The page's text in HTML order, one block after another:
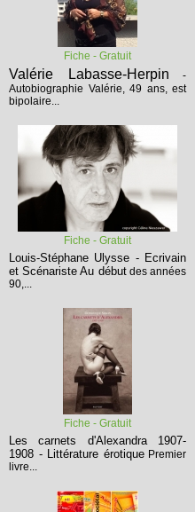
Fiche - Gratuit
Valérie Labasse-Herpin -
Autobiographie Valérie, 49 ans, est
bipolaire...
Fiche - Gratuit
Louis-Stéphane Ulysse - Ecrivain
et Scénariste Au débutdes années
90,...
Fiche - Gratuit
Les carnets d'Alexandra 1907-
1908 - Littérature érotique Premier
livre...